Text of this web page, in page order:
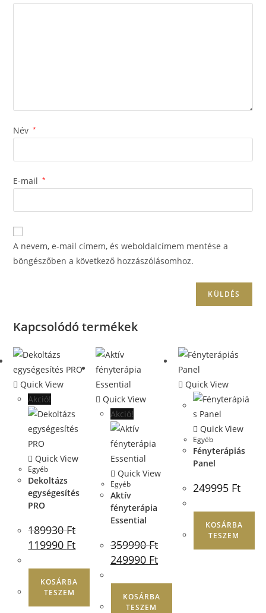
Név *
E-mail *
A nevem, e-mail címem, és weboldalcímem mentése a
böngészőben a következő hozzászólásomhoz.
Kapcsolódó termékek
Quick View
Akció!
Quick View
Egyéb
Dekoltázs
egységesítés
PRO
189930Ft
119990 Ft
KOSÁRBA
TESZEM
Quick View
Akció!
Quick View
Egyéb
Aktív
fényterápia
Essential
359990Ft
249990 Ft
KOSÁRBA
TESZEM
Quick View
Quick View
Egyéb
Fényterápiás
Panel
249995 Ft
KOSÁRBA
TESZEM
FEDEZD FEL A TITKOS
KEDVEZMÉNYED!
Countdown ends in:
01::00
A kedvezmény érvényesítéséhez oszd meg
velünk a legnagyobb bőrproblémádat:
Öregedés jelei
Pattanás utáni hegek, és pórusok